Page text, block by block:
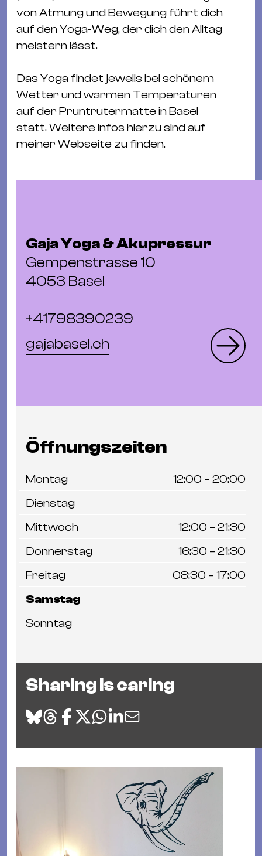
von Atmung und Bewegung führt dich
auf den Yoga-Weg, der dich den Alltag
meistern lässt.
Das Yoga findet jeweils bei schönem
Wetter und warmen Temperaturen
auf der Pruntrutermatte in Basel
statt. Weitere Infos hierzu sind auf
meiner Webseite zu finden.
Gaja Yoga & Akupressur
Gempenstrasse 10
4053 Basel
+41798390239
gajabasel.ch
Öffnungszeiten
Montag
12:00 – 20:00
Dienstag
Mittwoch
12:00 – 21:30
Donnerstag
16:30 – 21:30
Freitag
08:30 – 17:00
Samstag
Sonntag
Sharing is caring